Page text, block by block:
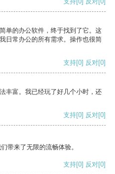
单的办公软件，终于找到了它。这
日常办公的所有需求。操作也很简
支持[0] 反对[0]
丰富。我已经玩了好几个小时，还
支持[0] 反对[0]
带来了无限的流畅体验。
支持[0] 反对[0]